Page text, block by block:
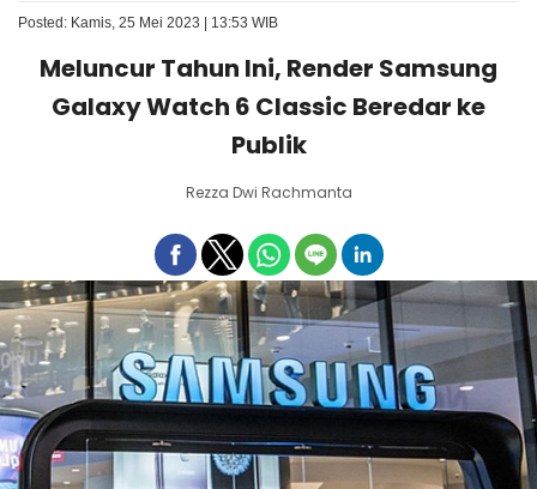
Posted: Kamis, 25 Mei 2023 | 13:53 WIB
Meluncur Tahun Ini, Render Samsung
Galaxy Watch 6 Classic Beredar ke
Publik
Rezza Dwi Rachmanta